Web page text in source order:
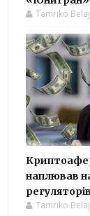
Tamriko
наплював
регуляторів
Tamriko